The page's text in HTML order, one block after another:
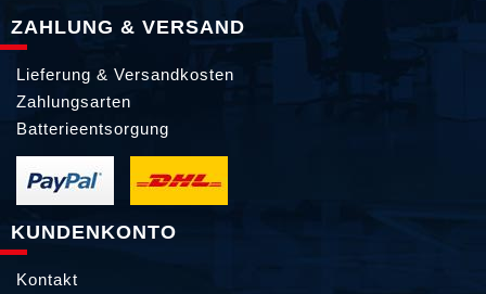
ZAHLUNG & VERSAND
Lieferung & Versandkosten
Zahlungsarten
Batterieentsorgung
KUNDENKONTO
Kontakt